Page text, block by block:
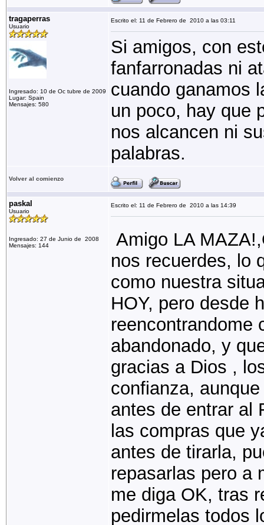
tragaperras
Usuario
Ingresado: 10 de Oc tubre de 2009
Lugar: Spain
Mensajes: 580
Escrito el: 11 de Febrero de 2010 a las 03:11
Si amigos, con
fanfarronadas ni
cuando ganamos
un poco, hay que
nos alcancen ni
palabras.
Volver al comienzo
paskal
Usuario
Ingresado: 27 de Junio de 2008
Mensajes: 144
Escrito el: 11 de Febrero de 2010 a las 14:39
Amigo LA
nos recuerdes, lo
como nuestra
HOY, pero desde
reencontrandome
abandonado, y
gracias a Dios ,
confianza,
antes de entrar al
las compras que
antes de tirarla,
repasarlas pero a
me diga OK, tras
pedirmelas todos